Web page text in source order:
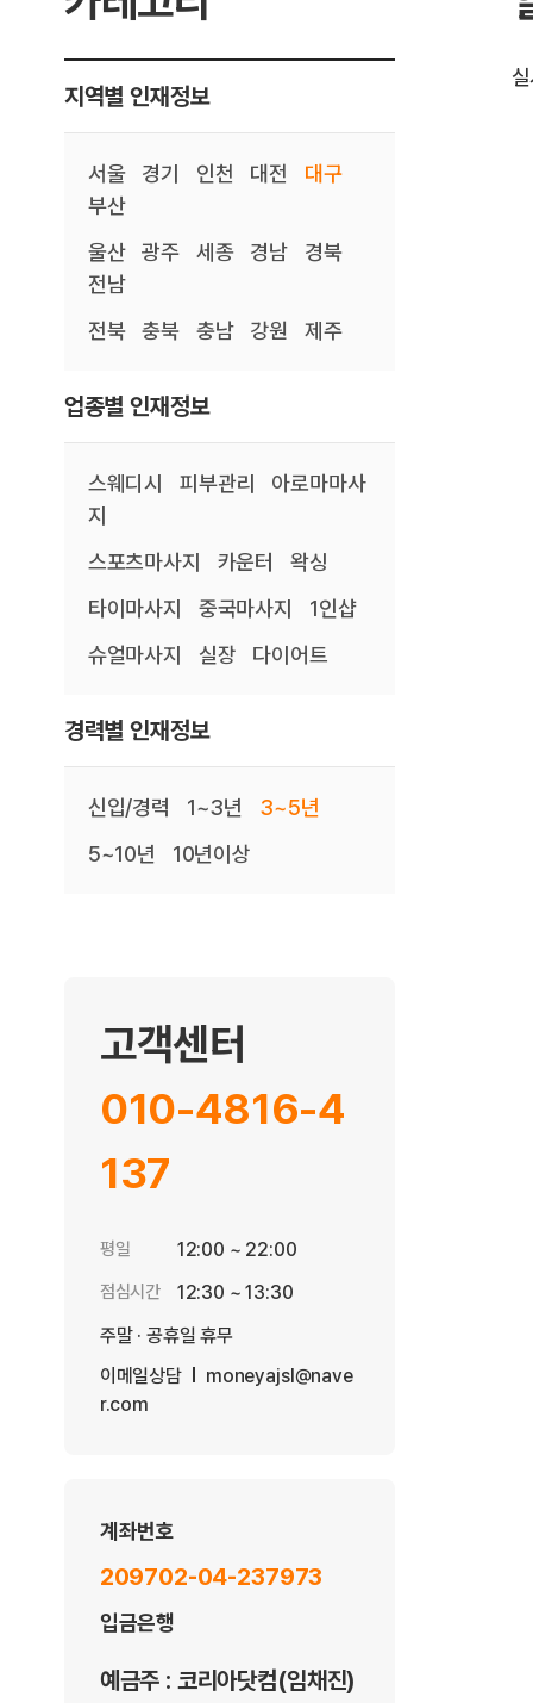
지역별 인재정보
서울 경기 인천 대전
대구
부산
울산
광주 세종 경남
경북
전남
전북
충북 충남 강원 제주
업종별 인재정보
스웨디시 피부관리
아로마마사
지
스포츠마사지
카운터
왁싱
타이마사지
중국마사지
1인샵
슈얼마사지
실장 다이어트
경력별 인재정보
신입/경력 1~3년
3~5년
5~10년
10년이상
고객센터
010-4816-4
137
평일 12:00 ~ 22:00
점심시간
12:30 ~ 13:30
주말 · 공휴일 휴무
이메일상담
moneyajsl@nave
r.com
계좌번호
209702-04-237973
입금은행
예금주 : 코리아닷컴(임채진)